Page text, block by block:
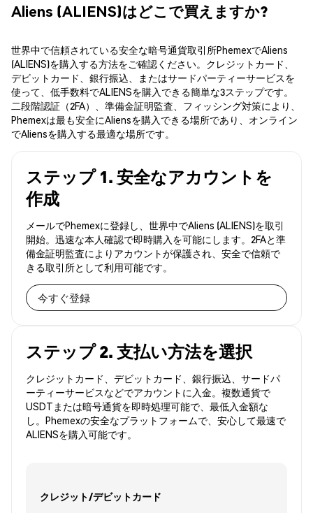
Aliens (ALIENS)はどこで買えますか?
世界中で信頼されている安全な暗号通貨取引所PhemexでAliens
(ALIENS)を購入する方法をご確認ください。クレジットカード、
デビットカード、銀行振込、またはサードパーティーサービスを
使って、低手数料でALIENSを購入できる簡単な3ステップです。
二段階認証（2FA）、準備金証明監査、フィッシング対策により、
Phemexは最も安全にAliensを購入できる場所であり、オンライン
でAliensを購入する最適な場所です。
ステップ 1. 安全なアカウントを
作成
メールでPhemexに登録し、世界中でAliens (ALIENS)を取引
開始。迅速な本人確認で即時購入を可能にします。2FAと準
備金証明監査によりアカウントが保護され、安全で信頼で
きる取引所として利用可能です。
今すぐ登録
ステップ 2. 支払い方法を選択
クレジットカード、デビットカード、銀行振込、サードパ
ーティーサービスなどでアカウントに入金。複数通貨で
USDTまたは暗号通貨を即時処理可能で、最低入金額な
し。Phemexの安全なプラットフォームで、安心して最速で
ALIENSを購入可能です。
クレジット/デビットカード